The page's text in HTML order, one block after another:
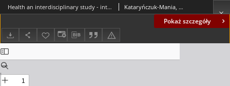
Pokaż szczegóły
Health an interdisciplinary study - introduction Kataryńczuk-Mania, Lidia; Przybysz-Zaremba, Małgorzata